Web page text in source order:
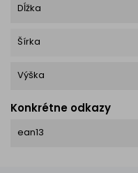
Dĺžka
Šírka
Výška
Konkrétne odkazy
ean13